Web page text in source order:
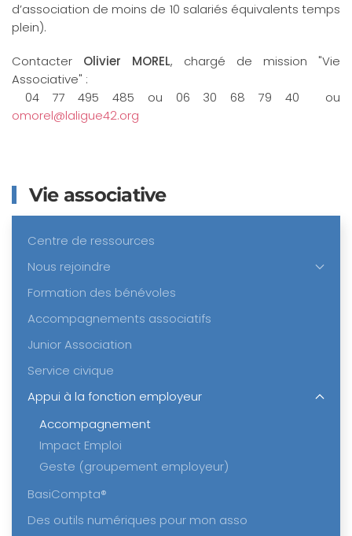
d’association de moins de 10 salariés équivalents temps
plein).
Contacter Olivier MOREL, chargé de mission "Vie
Associative" :
04 77 495 485 ou 06 30 68 79 40 ou
omorel@laligue42.org
Vie associative
Centre de ressources
Nous rejoindre
Formation des bénévoles
Accompagnements associatifs
Junior Association
Service civique
Appui à la fonction employeur
Accompagnement
Impact Emploi
Geste (groupement employeur)
BasiCompta®
Des outils numériques pour mon asso